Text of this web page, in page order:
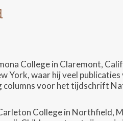
College in Claremont,
York, waar hij veel publicaties
columns voor het tijdschrift
College in Northfield,